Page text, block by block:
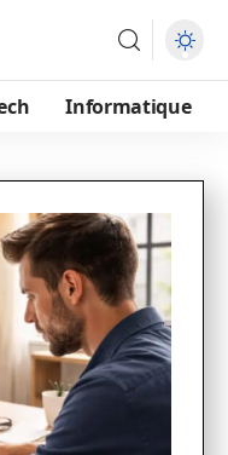
Informatique